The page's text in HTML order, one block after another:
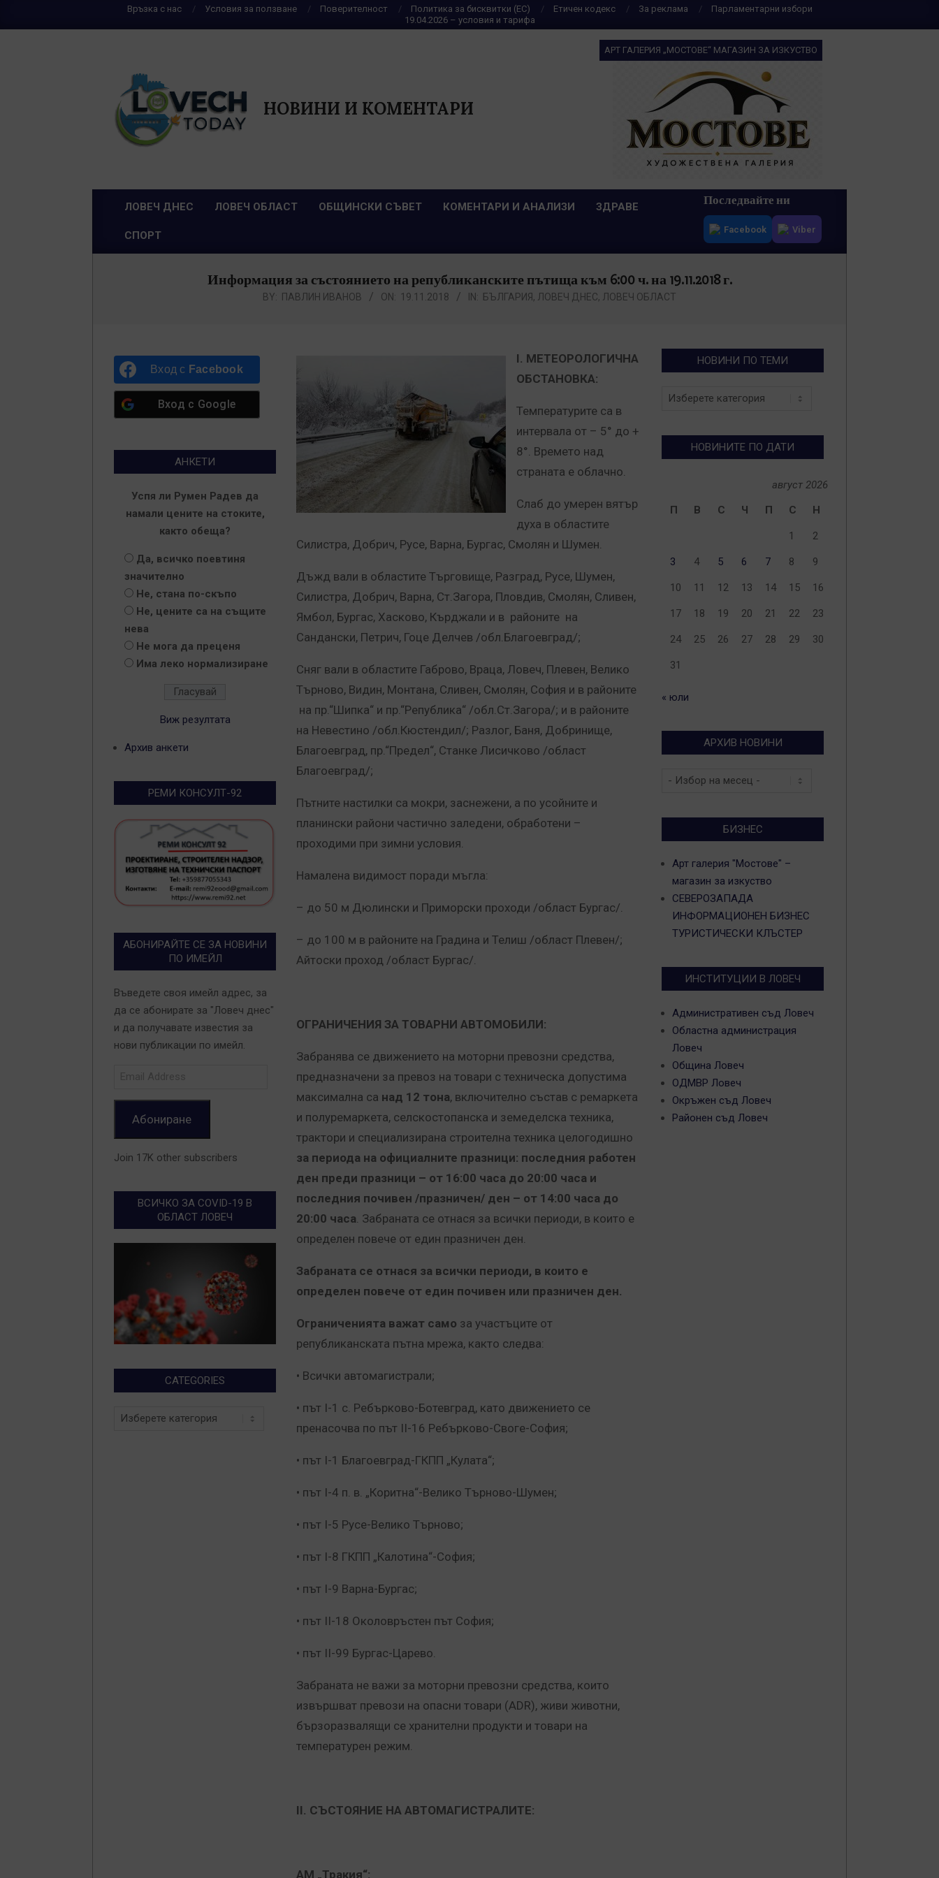
Връзка с нас Условия за ползване Поверителност Политика за бисквитки (ЕС) Етичен кодекс За реклама
Парламентарни избори
19.04.2026 – условия и тарифа
НОВИНИ И КОМЕНТАРИ
АРТ ГАЛЕРИЯ „МОСТОВЕ“ МАГАЗИН ЗА ИЗКУСТВО
Primary
ЛОВЕЧ ДНЕС ЛОВЕЧ ОБЛАСТ ОБЩИНСКИ СЪВЕТ КОМЕНТАРИ И АНАЛИЗИ ЗДРАВЕ
СПОРТ
Последвайте ни
Facebook Viber
Информация за състоянието на републиканските пътища към 6:00 ч. на 19.11.2018 г.
BY: ПАВЛИН ИВАНОВ ON: 19.11.2018 IN: БЪЛГАРИЯ, ЛОВЕЧ ДНЕС, ЛОВЕЧ ОБЛАСТ
І. МЕТЕОРОЛОГИЧНА
ОБСТАНОВКА:
Температурите са в
интервала от – 5° до +
8°. Времето над
страната е облачно.
Слаб до умерен вятър
духа в областите
Силистра, Добрич, Русе, Варна, Бургас, Смолян и Шумен.
Дъжд вали в областите Търговище, Разград, Русе, Шумен,
Силистра, Добрич, Варна, Ст.Загора, Пловдив, Смолян, Сливен,
Ямбол, Бургас, Хасково, Кърджали и в районите на
Сандански, Петрич, Гоце Делчев /обл.Благоевград/;
Сняг вали в областите Габрово, Враца, Ловеч, Плевен, Велико
Търново, Видин, Монтана, Сливен, Смолян, София и в районите
на пр.“Шипка“ и пр.“Република“ /обл.Ст.Загора/; и в районите
на Невестино /обл.Кюстендил/; Разлог, Баня, Добринище,
Благоевград, пр.“Предел“, Станке Лисичково /област
Благоевград/;
Пътните настилки са мокри, заснежени, а по усойните и
планински райони частично заледени, обработени –
проходими при зимни условия.
Намалена видимост поради мъгла:
– до 50 м Дюлински и Приморски проходи /област Бургас/.
– до 100 м в районите на Градина и Телиш /област Плевен/;
Айтоски проход /област Бургас/.
ОГРАНИЧЕНИЯ ЗА ТОВАРНИ АВТОМОБИЛИ:
Забранява се движението на моторни превозни средства,
предназначени за превоз на товари с техническа допустима
максимална са над 12 тона, включително състав с ремаркета
и полуремаркета, селскостопанска и земеделска техника,
трактори и специализирана строителна техника целогодишно
за периода на официалните празници: последния работен
ден преди празници – от 16:00 часа до 20:00 часа и
последния почивен /празничен/ ден – от 14:00 часа до
20:00 часа. Забраната се отнася за всички периоди, в които е
определен повече от един празничен ден.
Забраната се отнася за всички периоди, в които е
определен повече от един почивен или празничен ден.
Ограниченията важат само за участъците от
републиканската пътна мрежа, както следва:
• Всички автомагистрали;
• път I-1 с. Ребърково-Ботевград, като движението се
пренасочва по път II-16 Ребърково-Своге-София;
• път I-1 Благоевград-ГКПП „Кулата“;
• път I-4 п. в. „Коритна“-Велико Търново-Шумен;
• път I-5 Русе-Велико Търново;
• път I-8 ГКПП „Калотина“-София;
• път I-9 Варна-Бургас;
• път II-18 Околовръстен път София;
• път II-99 Бургас-Царево.
Забраната не важи за моторни превозни средства, които
извършват превози на опасни товари (ADR), живи животни,
бързоразвалящи се хранителни продукти и товари на
температурен режим.
ІІ. СЪСТОЯНИЕ НА АВТОМАГИСТРАЛИТЕ:
АМ „Тракия“:
Вход с Facebook
Вход с Google
АНКЕТИ
Успя ли Румен Радев да
намали цените на стоките,
както обеща?
Да, всичко поевтиня
значително
Не, стана по-скъпо
Не, цените са на същите
нева
Не мога да преценя
Има леко нормализиране
Виж резултата
Архив анкети
РЕМИ КОНСУЛТ-92
АБОНИРАЙТЕ СЕ ЗА НОВИНИ
ПО ИМЕЙЛ
Въведете своя имейл адрес, за
да се абонирате за "Ловеч днес"
и да получавате известия за
нови публикации по имейл.
Абониране
Join 17K other subscribers
ВСИЧКО ЗА COVID-19 В
ОБЛАСТ ЛОВЕЧ
CATEGORIES
Categories
НОВИНИ ПО ТЕМИ
Новини
НОВИНИТЕ ПО ДАТИ
август 2026
П
В С Ч П С Н
1 2
3 4 5 6 7 8 9
10 11 12 13 14 15 16
17 18 19 20 21 22 23
24 25 26 27 28 29 30
31
« юли
АРХИВ НОВИНИ
Архив
БИЗНЕС
Арт галерия "Мостове" –
магазин за изкуство
СЕВЕРОЗАПАДА
ИНФОРМАЦИОНЕН БИЗНЕС
ТУРИСТИЧЕСКИ КЛЪСТЕР
ИНСТИТУЦИИ В ЛОВЕЧ
Административен съд Ловеч
Областна администрация
Ловеч
Община Ловеч
ОДМВР Ловеч
Окръжен съд Ловеч
Районен съд Ловеч